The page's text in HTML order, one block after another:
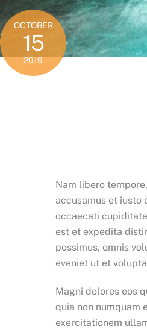
OCTOBER
15
2019
Nam libero
accusamus et
occaecati
est et expedita
possimus, omnis
eveniet ut et
Magni dolores eos
quia non numquam
exercitationem